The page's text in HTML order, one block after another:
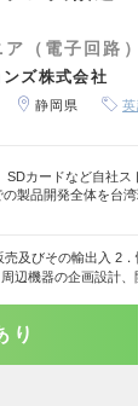
（電子回路）
ズ株式会社
静岡県
SDカードなど自社ス
製品開発全体を台
売及びその輸出入 2
辺機器の企画設計、
り